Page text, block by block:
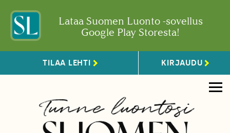
Lataa Suomen Luonto -sovellus
Google Play Storesta!
TILAA LEHTI KIRJAUDU